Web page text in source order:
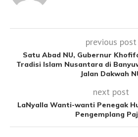
previous post
Satu Abad NU, Gubernur
Tradisi Islam Nusantara di
Jalan Dakwah
next post
LaNyalla Wanti-wanti Penegak
Pengemplang